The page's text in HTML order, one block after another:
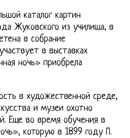
каталог картин
Жуковского из училища, в
в собрание
в выставках
ночь» приобрела
в художественной среде,
и музеи охотно
Еще во время обучения в
которую в 1899 году П.